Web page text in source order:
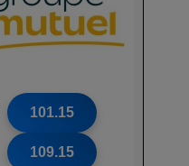
101.15
109.15